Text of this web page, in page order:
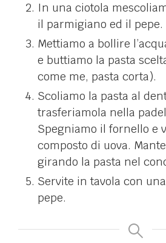
In una ciotola
il parmigiano ed il pepe.
Mettiamo a bollire
e buttiamo la pasta
come me, pasta corta).
Scoliamo la pasta al
trasferiamola nella
Spegniamo il fornello e
composto di uova.
girando la pasta nel
Servite in tavola con
pepe.